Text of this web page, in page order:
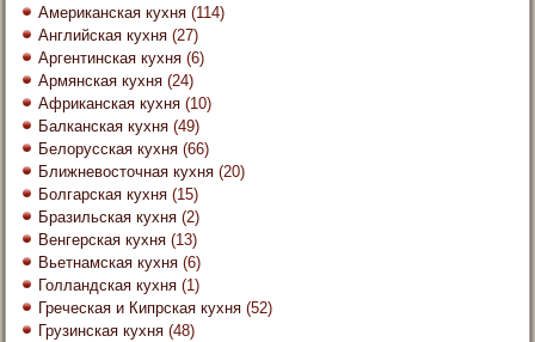
Американская кухня (114)
Английская кухня (27)
Аргентинская кухня (6)
Армянская кухня (24)
Африканская кухня (10)
Балканская кухня (49)
Белорусская кухня (66)
Ближневосточная кухня (20)
Болгарская кухня (15)
Бразильская кухня (2)
Венгерская кухня (13)
Вьетнамская кухня (6)
Голландская кухня (1)
Греческая и Кипрская кухня (52)
Грузинская кухня (48)